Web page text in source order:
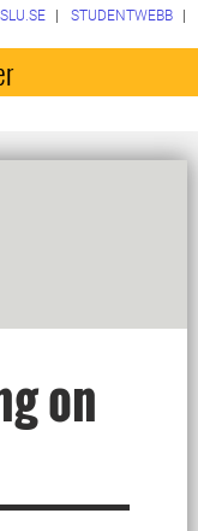
SLU.SE STUDENTWEBB
on